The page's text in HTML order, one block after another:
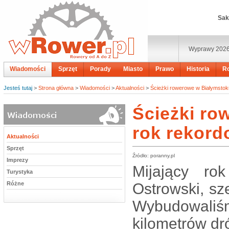
Wyprawy
Wiadomości Sprzęt Porady Miasto Prawo Historia
Jesteś tutaj > Strona główna > Wiadomości >Aktualności > Ścieżki rowerowe w
Aktualności
Sprzęt
Imprezy
Turystyka
Różne
Ścieżki
rok
Źródło: poranny.pl
Mijający
Ostrowski,
kilometrów